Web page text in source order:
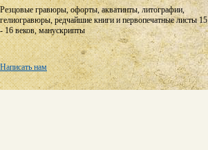
Резцовые гравюры, офорты, акватинты, литографии,
гелиогравюры, редчайшие книги и первопечатные листы 15
- 16 веков, манускрипты
Написать нам